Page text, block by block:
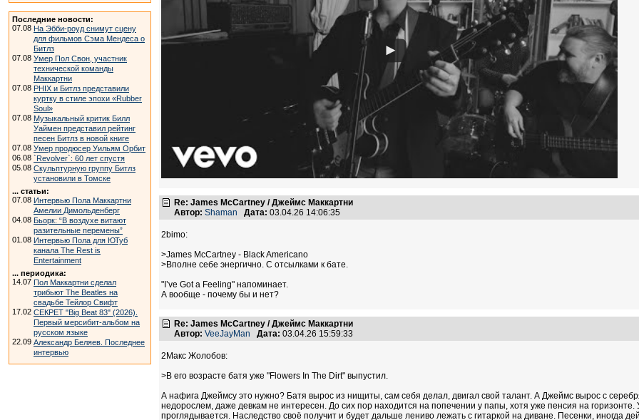
Последние новости:
07.08 На Эбби-роуд снимут сцену
для фильмов Сэма Мендеса о
Битлз
07.08 Умер Пол Свон, участник
технической команды
Маккартни
07.08 PHIX и Битлз представили
куртку в стиле эпохи «Rubber
Soul»
07.08 Музыкальный критик Билл
Уаймен представил рейтинг
песен Битлз в новой книге
07.08 Умер продюсер Уильям Орбит
06.08 `Revolver`: 60 лет спустя
05.08 Скульптурную группу Битлз
установили в Томске
... статьи:
07.08 Интервью Пола Маккартни
Амелии Димольденберг
04.08 Бьорк: “В воздухе витают
разительные перемены”
01.08 Интервью Пола для ЮТуб
канала The Rest is
Entertainment
... периодика:
14.07 Пол Маккартни сделал
трибьют The Beatles на
свадьбе Тейлор Свифт
17.02 СЕКРЕТ "Big Beat 83" (2026).
Первый мерсибит-альбом на
русском языке
22.09 Александр Беляев. Последнее
интервью
Re: James McCartney / Джеймс Маккартни
Автор: Shaman Дата: 03.04.26 14:06:35
2bimo:
>James McCartney - Black Americano
>Вполне себе энергично. С отсылками к бате.
"I’ve Got a Feeling" напоминает.
А вообще - почему бы и нет?
Re: James McCartney / Джеймс Маккартни
Автор: VeeJayMan Дата: 03.04.26 15:59:33
2Макс Жолобов:
>В его возрасте батя уже "Flowers In The Dirt" выпустил.
А нафига Джеймсу это нужно? Батя вырос из нищиты, сам себя делал, двигал свой талант. А Джеймс вырос с
недорослем, даже девкам не интересен. До сих пор находится на попечении у папы, хотя уже пенсия на
проглядывается. Наследство своё получит и будет дальше лениво лежать с гитаркой на диване. Песенки, иногда